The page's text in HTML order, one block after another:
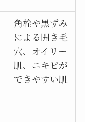
角栓や黒ずみ
による開き毛
穴、オイリー
肌、ニキビが
できやすい肌